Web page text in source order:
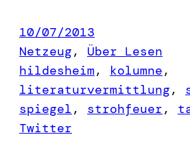
10/07/2013
Netzeug, Über Lesen
hildesheim, kolumne
literaturvermittlung,
spiegel , strohfeuer,
Twitter